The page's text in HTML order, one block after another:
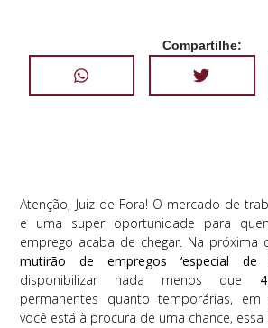
Compartilhe:
Atenção, Juiz de Fora! O mercado de
e uma super oportunidade para
emprego acaba de chegar. Na próxima
mutirão de empregos ‘especial
disponibilizar nada menos que
permanentes quanto temporárias, em
você está à procura de uma chance, essa